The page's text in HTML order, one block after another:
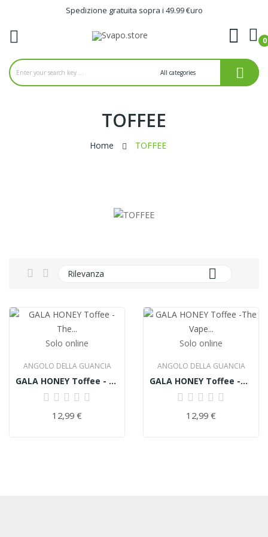
Spedizione gratuita sopra i 49.99 €uro
0
TOFFEE
Home TOFFEE
Rilevanza 
Solo online
ANGOLO DELLA GUANCIA
GALA HONEY Toffee - The Vape Club - Liquido...
12,99 €
Solo online
ANGOLO DELLA GUANCIA
GALA HONEY Toffee -The Vape Club - Liquido...
12,99 €